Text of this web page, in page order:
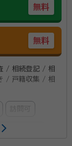
無料
無料
/ 相続登記 / 相
/ 戸籍収集 / 相
訪問可
ッフ対応可